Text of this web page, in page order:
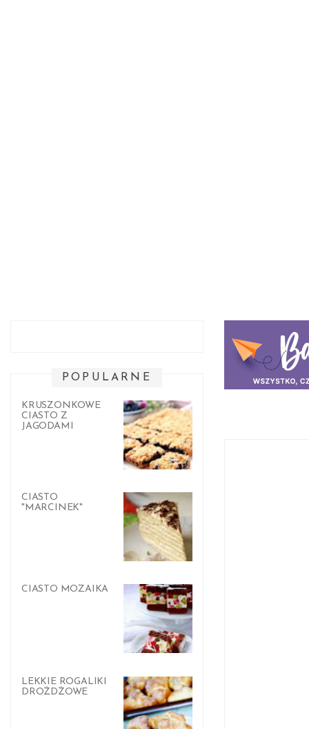
POPULARNE
KRUSZONKOWE
CIASTO Z
JAGODAMI
CIASTO
"MARCINEK"
CIASTO MOZAIKA
LEKKIE ROGALIKI
DROŻDŻOWE